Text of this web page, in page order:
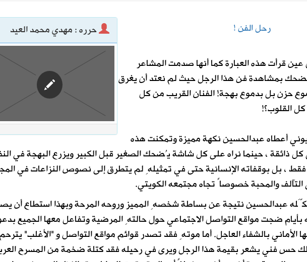
وباكستان توقع اتفاقية مكة للدفاع المشترك
يوضح: العمالة المنزلية ليست من التابعين
حرره : مهدي محمد العيد رحل الفن !
قرأت هذه العبارة كما أنها صدمت المشاعر
بمشاهدة فن هذا الرجل حيث لم نعتد أن يغرق
حزن بل بدموع بهجة! الفنان القريب من كل
القلوب؟!
أعطاه عبدالحسين نكهة مميزة وتمكنت هذه
ذائقة ، حينما نراه على كل شاشة يُضحك الصغير قبل الكبير ويزرع البهجة في
، بل بوقفاته الإنسانية حتى في تمثيلهِ لم يتطرق إلى نصوص النزاعات في
التآلف والمحبة خصوصاً تجاه مجتمعه الكويتي.
عبدالحسين نتيجة عن بساطة شخصهِ المميز وروحه المرحة وبهذا استطاع أن
بأيام ضجت مواقع التواصل الاجتماعي حول حالتهِ المرضية وتفاعل معها الجميع
بالشفاء العاجل. أما موتهِ فقد تصدر قوائم مواقع التواصل و "الأغلب"
حس فني يشعر بقيمة هذا الرجل ويرى في رحيله فقد كتلة ضخمة من المسرح